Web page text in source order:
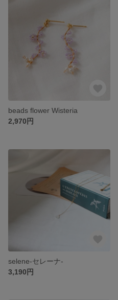
beads flower Wisteria
2,970円
selene-セレーナ-
3,190円